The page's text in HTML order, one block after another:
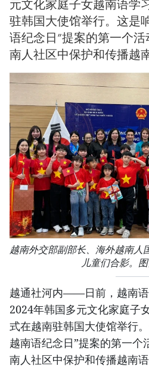
元文化家庭子女越南语学
驻韩国大使馆举行。这是
语纪念日”提案的第一个
南人社区中保护和传播越
越南外交部副部长、海外越南人
儿童们合影。
越通社河内——日前，越南
2024年韩国多元文化家庭子
式在越南驻韩国大使馆举行
越南语纪念日”提案的第一个
南人社区中保护和传播越南语